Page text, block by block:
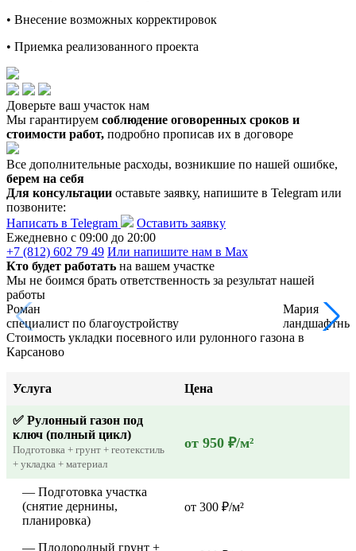
• Внесение возможных корректировок
• Приемка реализованного проекта
Доверьте ваш участок нам
Мы гарантируем соблюдение оговоренных сроков и
стоимости работ, подробно прописав их в договоре
Все дополнительные расходы, возникшие по нашей ошибке,
берем на себя
Для консультации оставьте заявку, напишите в Telegram или
позвоните:
Написать в Telegram
Оставить заявку
Ежедневно c 09:00 до 20:00
+7 (812) 602 79 49 Или напишите нам в Max
Кто будет работать на вашем участке
Мы не боимся брать ответственность за результат нашей
работы
Роман
специалист по благоустройству
Мария
Стоимость укладки посевного или рулонного газона в
Карсаново
Услуга Цена
✅ Рулонный газон под
ключ (полный цикл)
Подготовка + грунт + геотекстиль
+ укладка + материал
от 950 ₽/м²
— Подготовка участка
(снятие дернины,
планировка)
от 300 ₽/м²
— Плодородный грунт +